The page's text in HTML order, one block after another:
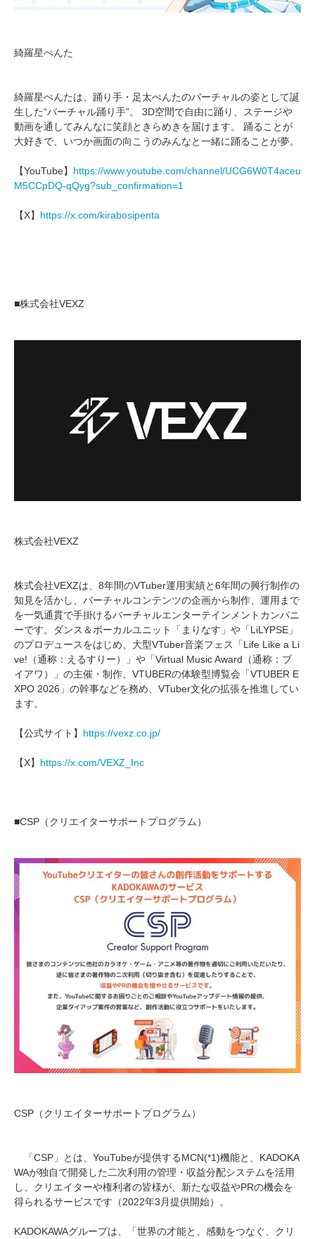
綺羅星ぺんた
綺羅星ぺんたは、踊り手・足太ぺんたのバーチャルの姿として誕
生した“バーチャル踊り手”。 3D空間で自由に踊り、ステージや
動画を通してみんなに笑顔ときらめきを届けます。 踊ることが
大好きで、いつか画面の向こうのみんなと一緒に踊ることが夢。
【YouTube】 https://www.youtube.com/channel/UCG6W0T4aceu
M5CCpDQ-qQyg?sub_confirmation=1
【X】 https://x.com/kirabosipenta
■株式会社VEXZ
株式会社VEXZ
株式会社VEXZは、8年間のVTuber運用実績と6年間の興行制作の
知見を活かし、バーチャルコンテンツの企画から制作、運用まで
を一気通貫で手掛けるバーチャルエンターテインメントカンパニ
ーです。ダンス＆ボーカルユニット「まりなす」や「LiLYPSE」
のプロデュースをはじめ、大型VTuber音楽フェス「Life Like a Li
ve!（通称：えるすりー）」や「Virtual Music Award（通称：ブ
イアワ）」の主催・制作、VTUBERの体験型博覧会「VTUBER E
XPO 2026」の幹事などを務め、VTuber文化の拡張を推進してい
ます。
【公式サイト】 https://vexz.co.jp/
【X】 https://x.com/VEXZ_Inc
■CSP（クリエイターサポートプログラム）
CSP（クリエイターサポートプログラム）
「CSP」とは、YouTubeが提供するMCN(*1)機能と、KADOKA
WAが独自で開発した二次利用の管理・収益分配システムを活用
し、クリエイターや権利者の皆様が、新たな収益やPRの機会を
得られるサービスです（2022年3月提供開始）。
KADOKAWAグループは、「世界の才能と、感動をつなぐ、クリ